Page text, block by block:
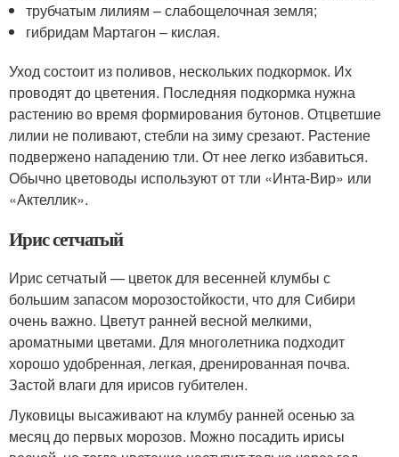
трубчатым лилиям – слабощелочная земля;
гибридам Мартагон – кислая.
Уход состоит из поливов, нескольких подкормок. Их
проводят до цветения. Последняя подкормка нужна
растению во время формирования бутонов. Отцветшие
лилии не поливают, стебли на зиму срезают. Растение
подвержено нападению тли. От нее легко избавиться.
Обычно цветоводы используют от тли «Инта-Вир» или
«Актеллик».
Ирис сетчатый
Ирис сетчатый — цветок для весенней клумбы с
большим запасом морозостойкости, что для Сибири
очень важно. Цветут ранней весной мелкими,
ароматными цветами. Для многолетника подходит
хорошо удобренная, легкая, дренированная почва.
Застой влаги для ирисов губителен.
Луковицы высаживают на клумбу ранней осенью за
месяц до первых морозов. Можно посадить ирисы